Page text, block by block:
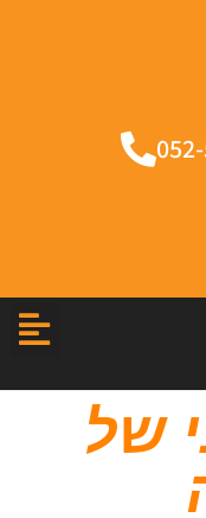
של